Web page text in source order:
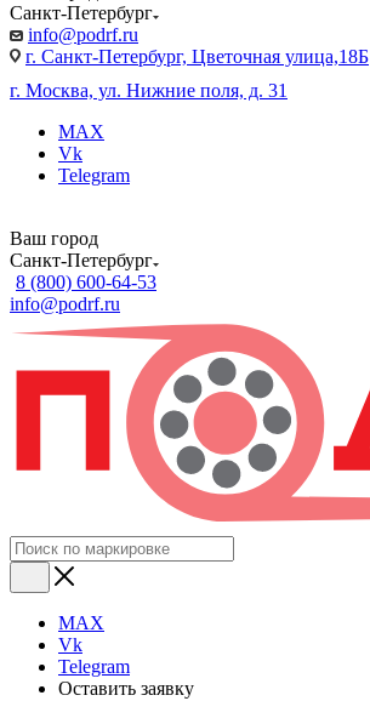
Санкт-Петербург
info@podrf.ru
г. Санкт-Петербург, Цветочная улица,18Б
г. Москва, ул. Нижние поля, д. 31
MAX
Vk
Telegram
Ваш город
Санкт-Петербург
8 (800) 600-64-53
info@podrf.ru
MAX
Vk
Telegram
Оставить заявку